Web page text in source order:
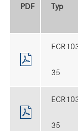
PDF Typ
35
35